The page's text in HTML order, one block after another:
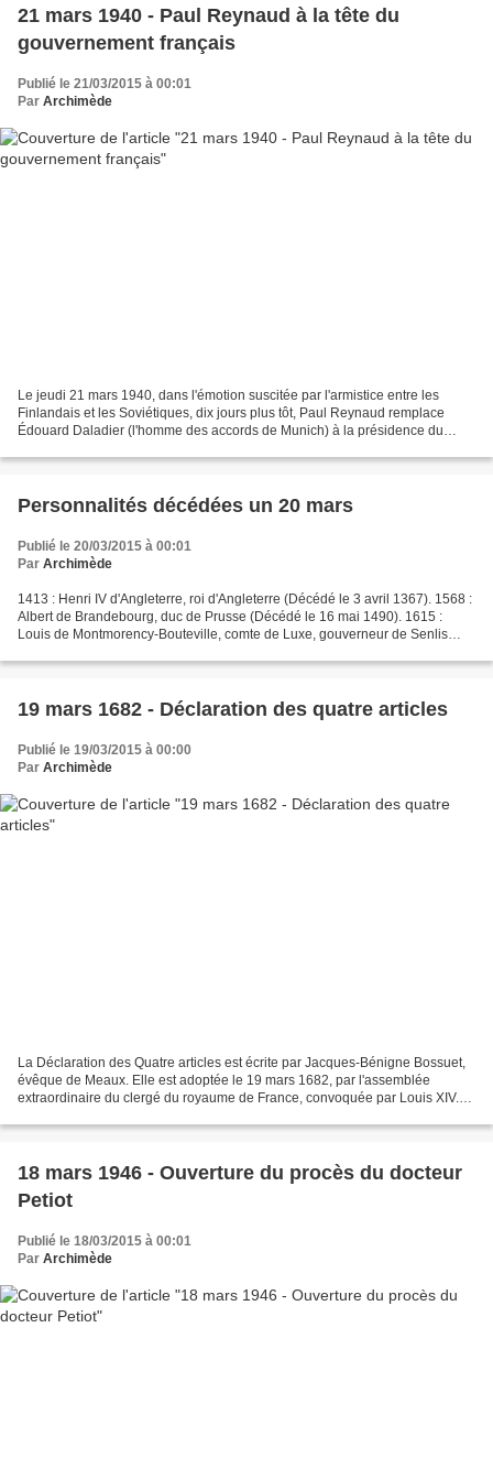
21 mars 1940 - Paul Reynaud à la tête du
gouvernement français
Publié le 21/03/2015 à 00:01
Par Archimède
Le jeudi 21 mars 1940, dans l'émotion suscitée par l'armistice entre les
Finlandais et les Soviétiques, dix jours plus tôt, Paul Reynaud remplace
Édouard Daladier (l'homme des accords de Munich) à la présidence du
Personnalités décédées un 20 mars
Publié le 20/03/2015 à 00:01
Par Archimède
1413 : Henri IV d'Angleterre, roi d'Angleterre (Décédé le 3 avril 1367). 1568 :
Albert de Brandebourg, duc de Prusse (Décédé le 16 mai 1490). 1615 :
Louis de Montmorency-Bouteville, comte de Luxe, gouverneur de Senlis
19 mars 1682 - Déclaration des quatre articles
Publié le 19/03/2015 à 00:00
Par Archimède
La Déclaration des Quatre articles est écrite par Jacques-Bénigne Bossuet,
évêque de Meaux. Elle est adoptée le 19 mars 1682, par l'assemblée
extraordinaire du clergé du royaume de France, convoquée par Louis XIV.
18 mars 1946 - Ouverture du procès du docteur
Petiot
Publié le 18/03/2015 à 00:01
Par Archimède